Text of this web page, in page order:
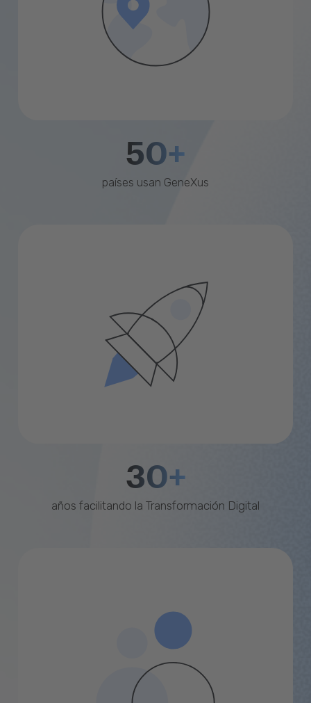
50+
países usan GeneXus
30+
años facilitando la Transformación Digital